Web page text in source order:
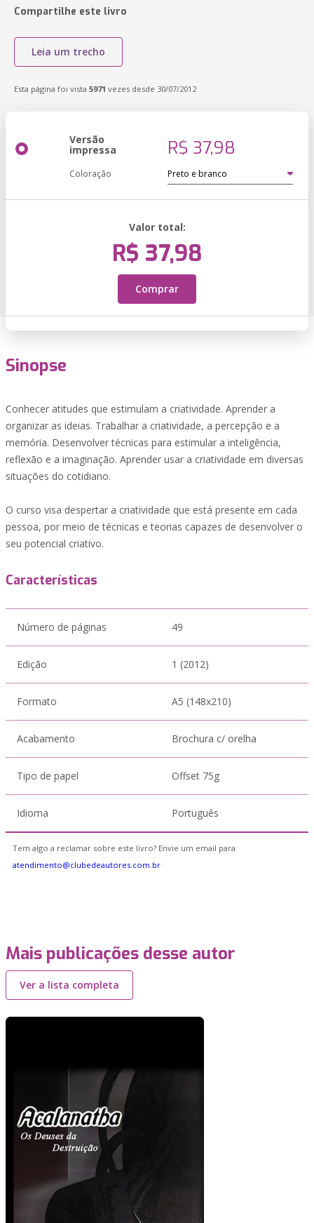
Compartilhe este livro
Leia um trecho
Esta página foi vista 5971 vezes desde 30/07/2012
Versão
impressa R$ 37,98
Coloração
Valor total:
R$ 37,98
Comprar
Sinopse
Conhecer atitudes que estimulam a criatividade. Aprender a
organizar as ideias. Trabalhar a criatividade, a percepção e a
memória. Desenvolver técnicas para estimular a inteligência,
reflexão e a imaginação. Aprender usar a criatividade em diversas
situações do cotidiano.
O curso visa despertar a criatividade que está presente em cada
pessoa, por meio de técnicas e teorias capazes de desenvolver o
seu potencial criativo.
Características
Número de páginas 49
Edição 1 (2012)
Formato A5 (148x210)
Acabamento Brochura c/ orelha
Tipo de papel Offset 75g
Idioma Português
Tem algo a reclamar sobre este livro? Envie um email para
atendimento@clubedeautores.com.br
Mais publicações desse autor
Ver a lista completa